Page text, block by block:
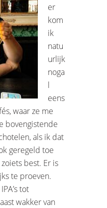
er
kom
ik
natu
urlijk
noga
l
eens
waar ze me
bovengistende
als ik dat
geregeld toe
best. Er is
te proeven.
tot
wakker van